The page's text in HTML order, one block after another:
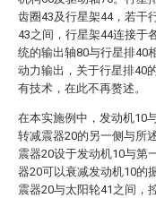
齿圈43及行星架44，若干
43之间，行星架44连接于
统的输出轴80与行星排40
动力输出，关于行星排40
有技术，在此不再赘述。
在本实施例中，发动机10
转减震器20的另一侧与所
震器20设于发动机10与第
器20可以衰减发动机10的
震器20与太阳轮41之间，